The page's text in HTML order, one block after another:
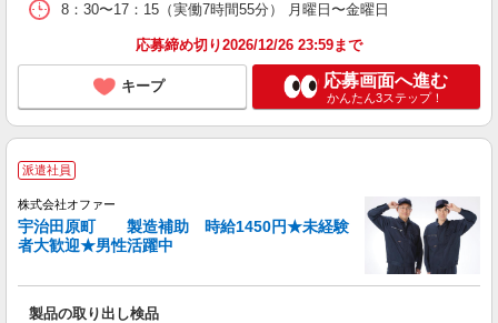
8：30〜17：15（実働7時間55分） 月曜日〜金曜日
応募締め切り2026/12/26 23:59まで
キープ 応募画面へ進む
かんたん3ステップ！
派遣社員
株式会社オファー
宇治田原町 製造補助 時給1450円★未経験
者大歓迎★男性活躍中
製品の取り出し検品